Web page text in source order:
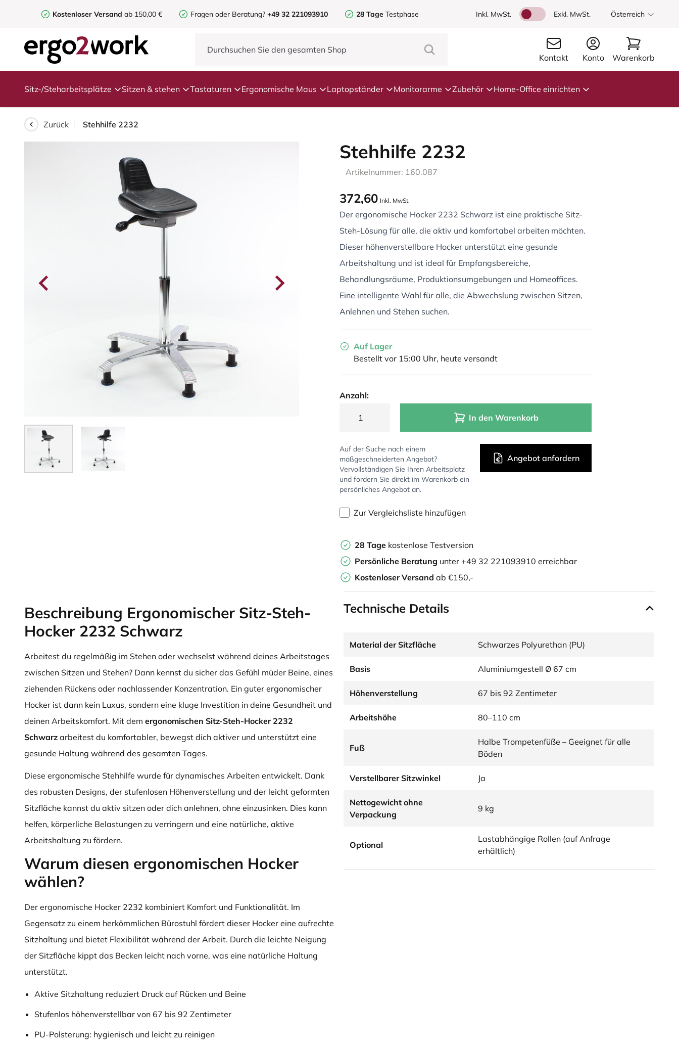
Kostenloser Versand ab 150,00 € Fragen oder Beratung? +49 32 221093910 28 Tage Testphase Inkl. MwSt. Exkl. MwSt. Österreich
Kontakt Konto Warenkorb
Sitz-/Steharbeitsplätze Sitzen & stehen Tastaturen Ergonomische Maus Laptopständer Monitorarme Zubehör Home-Office einrichten
Zurück Stehhilfe 2232
Stehhilfe 2232
Artikelnummer: 160.087
372,60 Inkl. MwSt.
Der ergonomische Hocker 2232 Schwarz ist eine praktische Sitz-
Steh-Lösung für alle, die aktiv und komfortabel arbeiten möchten.
Dieser höhenverstellbare Hocker unterstützt eine gesunde
Arbeitshaltung und ist ideal für Empfangsbereiche,
Behandlungsräume, Produktionsumgebungen und Homeoffices.
Eine intelligente Wahl für alle, die Abwechslung zwischen Sitzen,
Anlehnen und Stehen suchen.
Auf Lager
Bestellt vor 15:00 Uhr, heute versandt
Anzahl:
In den Warenkorb
Auf der Suche nach einem
maßgeschneiderten Angebot?
Vervollständigen Sie Ihren Arbeitsplatz
und fordern Sie direkt im Warenkorb ein
persönliches Angebot an.
Angebot anfordern
Zur Vergleichsliste hinzufügen
28 Tage kostenlose Testversion
Persönliche Beratung unter +49 32 221093910 erreichbar
Kostenloser Versand ab €150,-
Beschreibung Ergonomischer Sitz-Steh-
Hocker 2232 Schwarz
Arbeitest du regelmäßig im Stehen oder wechselst während deines Arbeitstages
zwischen Sitzen und Stehen? Dann kennst du sicher das Gefühl müder Beine, eines
ziehenden Rückens oder nachlassender Konzentration. Ein guter ergonomischer
Hocker ist dann kein Luxus, sondern eine kluge Investition in deine Gesundheit und
deinen Arbeitskomfort. Mit dem ergonomischen Sitz-Steh-Hocker 2232
Schwarz arbeitest du komfortabler, bewegst dich aktiver und unterstützt eine
gesunde Haltung während des gesamten Tages.
Diese ergonomische Stehhilfe wurde für dynamisches Arbeiten entwickelt. Dank
des robusten Designs, der stufenlosen Höhenverstellung und der leicht geformten
Sitzfläche kannst du aktiv sitzen oder dich anlehnen, ohne einzusinken. Dies kann
helfen, körperliche Belastungen zu verringern und eine natürliche, aktive
Arbeitshaltung zu fördern.
Warum diesen ergonomischen Hocker
wählen?
Der ergonomische Hocker 2232 kombiniert Komfort und Funktionalität. Im
Gegensatz zu einem herkömmlichen Bürostuhl fördert dieser Hocker eine aufrechte
Sitzhaltung und bietet Flexibilität während der Arbeit. Durch die leichte Neigung
der Sitzfläche kippt das Becken leicht nach vorne, was eine natürliche Haltung
unterstützt.
Aktive Sitzhaltung reduziert Druck auf Rücken und Beine
Stufenlos höhenverstellbar von 67 bis 92 Zentimeter
PU-Polsterung: hygienisch und leicht zu reinigen
Technische Details
Material der Sitzfläche Schwarzes Polyurethan (PU)
Basis Aluminiumgestell Ø 67 cm
Höhenverstellung 67 bis 92 Zentimeter
Arbeitshöhe 80–110 cm
Fuß
Halbe Trompetenfüße – Geeignet für alle
Böden
Verstellbarer Sitzwinkel Ja
Nettogewicht ohne
Verpackung
9 kg
Optional
Lastabhängige Rollen (auf Anfrage
erhältlich)